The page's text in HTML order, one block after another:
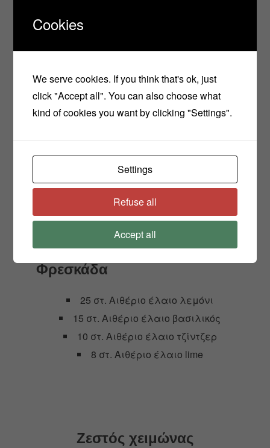
10 στ. Αιθέριο έλαιο περγαμόντο
5 στ. Αρωματικό έλαιο βανίλια
Βρεγμένο δάσος
20 στ. Αιθέριο έλαιο σανταλόξυλο
15 στ. Αιθέριο έλαιο juniperus
10 στ. Αιθέριο έλαιο πατσουλί
5 στ. Αιθέριο έλαιο μέντα
Φρεσκάδα
25 στ. Αιθέριο έλαιο λεμόνι
15 στ. Αιθέριο έλαιο βασιλικός
10 στ. Αιθέριο έλαιο τζίντζερ
8 στ. Αιθέριο έλαιο lime
Ζεστός χειμώνας
Cookies
We serve cookies. If you think that's ok, just
click "Accept all". You can also choose what
kind of cookies you want by clicking "Settings".
Settings
Refuse all
Accept all